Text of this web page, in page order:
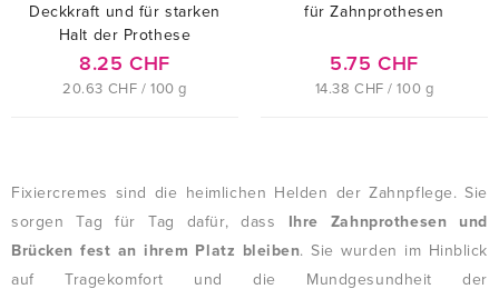
Deckkraft und für starken
Halt der Prothese
8.25 CHF
20.63 CHF / 100 g
für Zahnprothesen
5.75 CHF
14.38 CHF / 100 g
Fixiercremes sind die heimlichen Helden der Zahnpflege. Sie
sorgen Tag für Tag dafür, dass Ihre Zahnprothesen und
Brücken fest an ihrem Platz bleiben. Sie wurden im Hinblick
auf Tragekomfort und die Mundgesundheit der